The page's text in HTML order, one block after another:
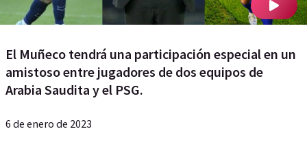
El Muñeco tendrá una participación especial en un
amistoso entre jugadores de dos equipos de
Arabia Saudita y el PSG.
6 de enero de 2023